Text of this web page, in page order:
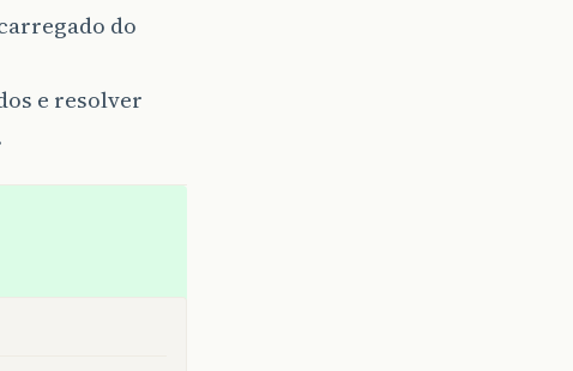
do
e resolver